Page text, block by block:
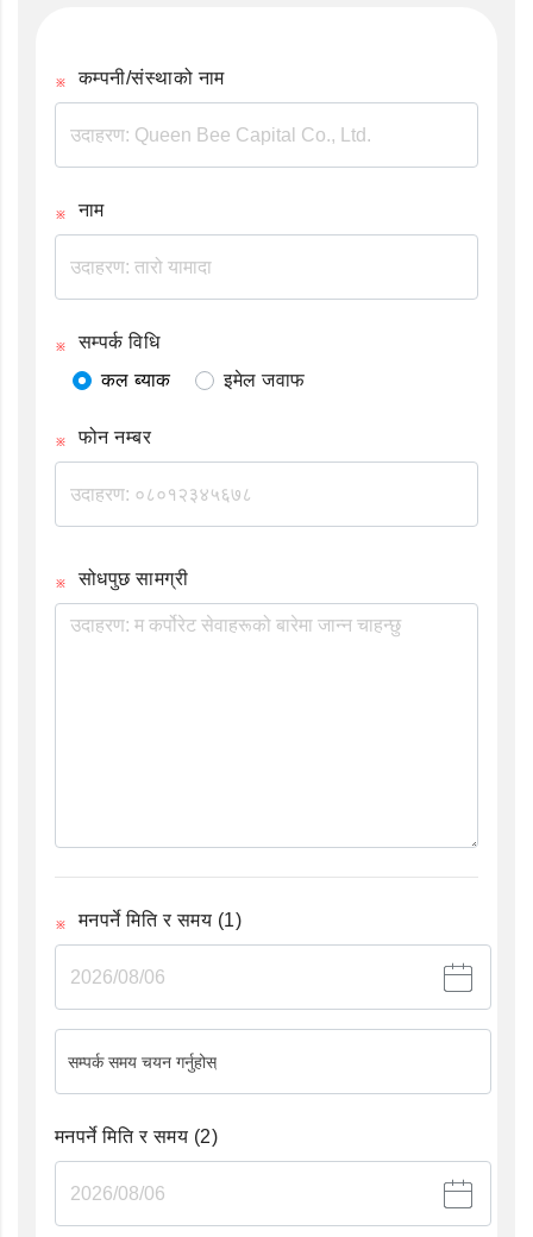
कम्पनी/संस्थाको नाम
नाम
सम्पर्क विधि
कल ब्याक
इमेल जवाफ
फोन नम्बर
सोधपुछ सामग्री
मनपर्ने मिति र समय (1)
सम्पर्क समय चयन गर्नुहोस्
मनपर्ने मिति र समय (2)